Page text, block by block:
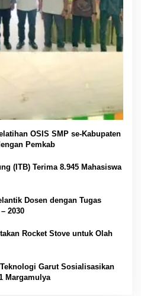
OSIS SMP se-Kabupaten
Pemkab
(ITB) Terima 8.945 Mahasiswa
Dosen dengan Tugas
2030
Rocket Stove untuk Olah
Garut Sosialisasikan
Margamulya